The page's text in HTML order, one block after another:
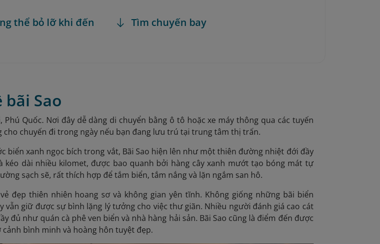
thể bỏ lỡ khi đến
Tìm chuyến bay
bãi Sao
Phú Quốc. Nơi đây dễ dàng di chuyển bằng ô tô hoặc xe máy thông qua các tuyến
cho chuyến đi trong ngày nếu bạn đang lưu trú tại trung tâm thị trấn.
biển xanh ngọc bích trong vắt, Bãi Sao hiện lên như một thiên đường nhiệt đới đầy
kéo dài nhiều kilomet, được bao quanh bởi hàng cây xanh mướt tạo bóng mát tự
sạch sẽ, rất thích hợp để tắm biển, tắm nắng và lặn ngắm san hô.
đẹp thiên nhiên hoang sơ và không gian yên tĩnh. Không giống những bãi biển
vẫn giữ được sự bình lặng lý tưởng cho việc thư giãn. Nhiều người đánh giá cao cát
đủ như quán cà phê ven biển và nhà hàng hải sản. Bãi Sao cũng là điểm đến được
bình minh và hoàng hôn tuyệt đẹp.